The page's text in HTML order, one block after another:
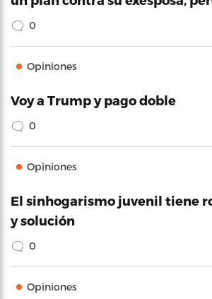
0
Opiniones
Voy a Trump y pago doble
0
Opiniones
El sinhogarismo juvenil tiene
y solución
0
Opiniones